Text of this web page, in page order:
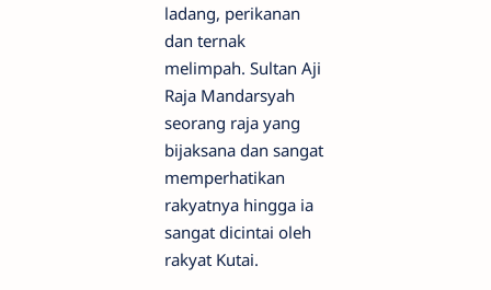
ladang, perikanan
dan ternak
melimpah. Sultan Aji
Raja Mandarsyah
seorang raja yang
bijaksana dan sangat
memperhatikan
rakyatnya hingga ia
sangat dicintai oleh
rakyat Kutai.